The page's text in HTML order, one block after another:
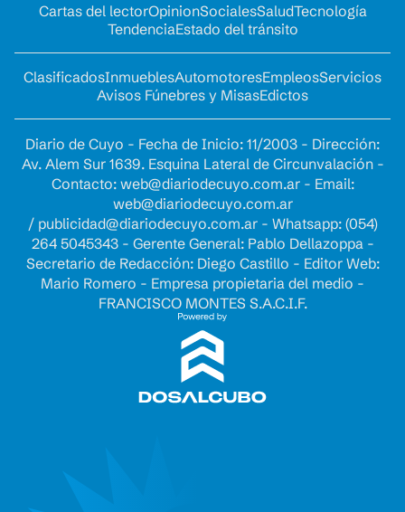
Cartas del lectorOpinionSocialesSaludTecnología
TendenciaEstado del tránsito
ClasificadosInmueblesAutomotoresEmpleosServicios
Avisos Fúnebres y MisasEdictos
Diario de Cuyo - Fecha de Inicio: 11/2003 - Dirección:
Av. Alem Sur 1639. Esquina Lateral de Circunvalación -
Contacto: web@diariodecuyo.com.ar- Email:
web@diariodecuyo.com.ar
/ publicidad@diariodecuyo.com.ar- Whatsapp: (054)
264 5045343 - Gerente General: Pablo Dellazoppa -
Secretario de Redacción: Diego Castillo - Editor Web:
Mario Romero - Empresa propietaria del medio -
FRANCISCO MONTES S.A.C.I.F.